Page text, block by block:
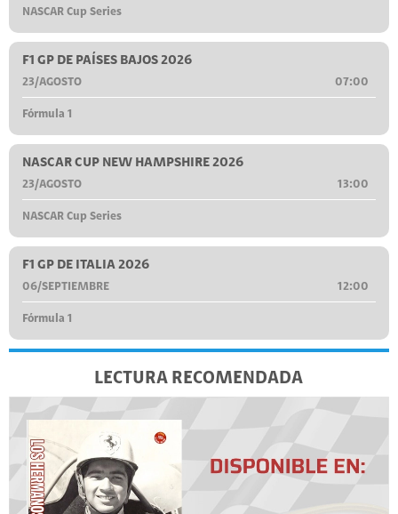
NASCAR Cup Series
F1 GP DE PAÍSES BAJOS 2026
23/AGOSTO 07:00
Fórmula 1
NASCAR CUP NEW HAMPSHIRE 2026
23/AGOSTO 13:00
NASCAR Cup Series
F1 GP DE ITALIA 2026
06/SEPTIEMBRE 12:00
Fórmula 1
LECTURA RECOMENDADA